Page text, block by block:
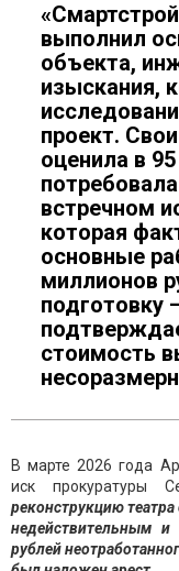
выполнил
объекта,
изыскания,
проект.
оценила в
встречном
которая
основные
миллионов
подготовку
стоимость
В марте 2026 года
иск прокуратуры
реконструкцию
недействительным
рублей